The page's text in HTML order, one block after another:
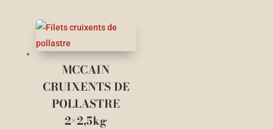
MCCAIN
CRUIXENTS DE
POLLASTRE
2×2,5kg